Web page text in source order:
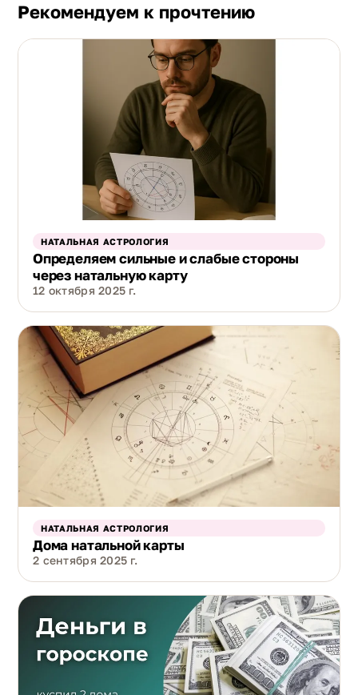
Рекомендуем к прочтению
НАТАЛЬНАЯ АСТРОЛОГИЯ
Определяем сильные и слабые стороны
через натальную карту
12 октября 2025 г.
НАТАЛЬНАЯ АСТРОЛОГИЯ
Дома натальной карты
2 сентября 2025 г.